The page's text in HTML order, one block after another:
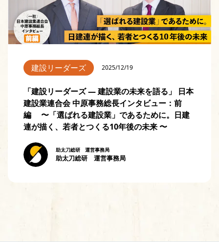
建設リーダーズ 2025/12/19
「建設リーダーズ — 建設業の未来を語る」 日本
建設業連合会 中原事務総長インタビュー：前
編 〜「選ばれる建設業」であるために。日建
連が描く、若者とつくる10年後の未来 〜
助太刀総研 運営事務局
助太刀総研 運営事務局